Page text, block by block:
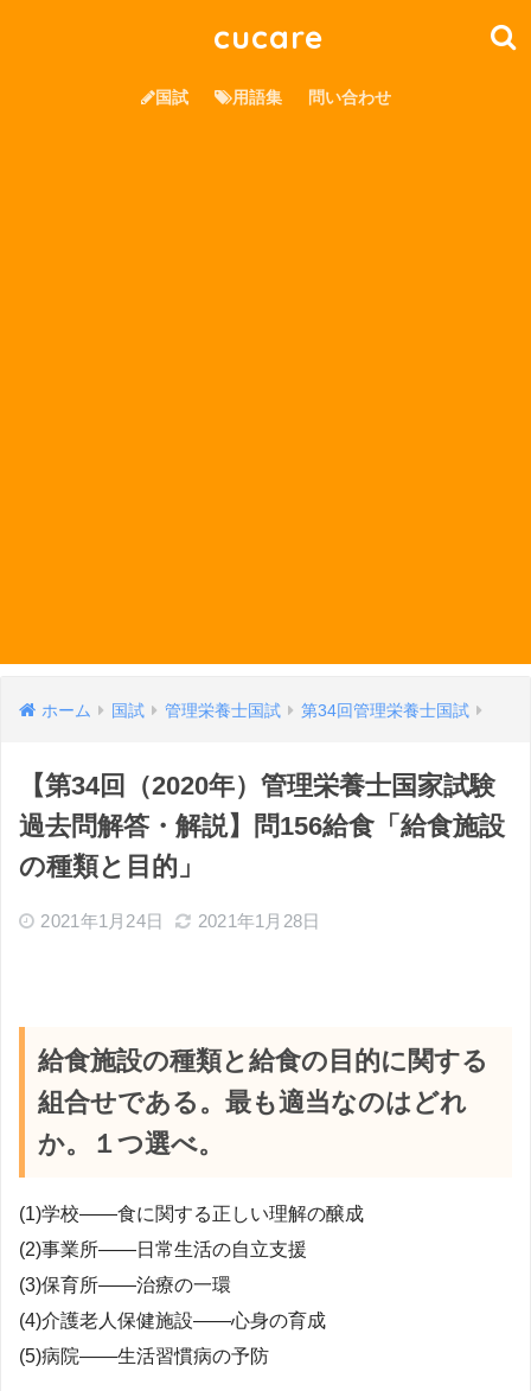
cucare
国試 用語集 問い合わせ
ホーム 国試 管理栄養士国試 第34回管理栄養士国試
【第34回（2020年）管理栄養士国家試験
過去問解答・解説】問156給食「給食施設
の種類と目的」
2021年1月24日 2021年1月28日
給食施設の種類と給食の目的に関する
組合せである。最も適当なのはどれ
か。１つ選べ。
(1)学校――食に関する正しい理解の醸成
(2)事業所――日常生活の自立支援
(3)保育所――治療の一環
(4)介護老人保健施設――心身の育成
(5)病院――生活習慣病の予防